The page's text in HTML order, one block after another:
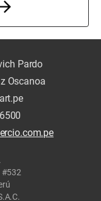
Pardo
Oscanoa
#532